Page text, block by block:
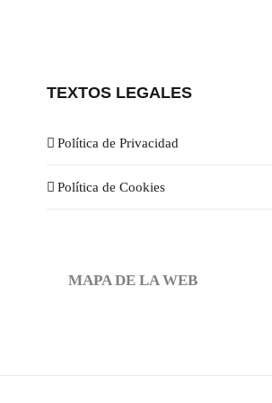
TEXTOS LEGALES
Política de Privacidad
Política de Cookies
MAPA DE LA WEB